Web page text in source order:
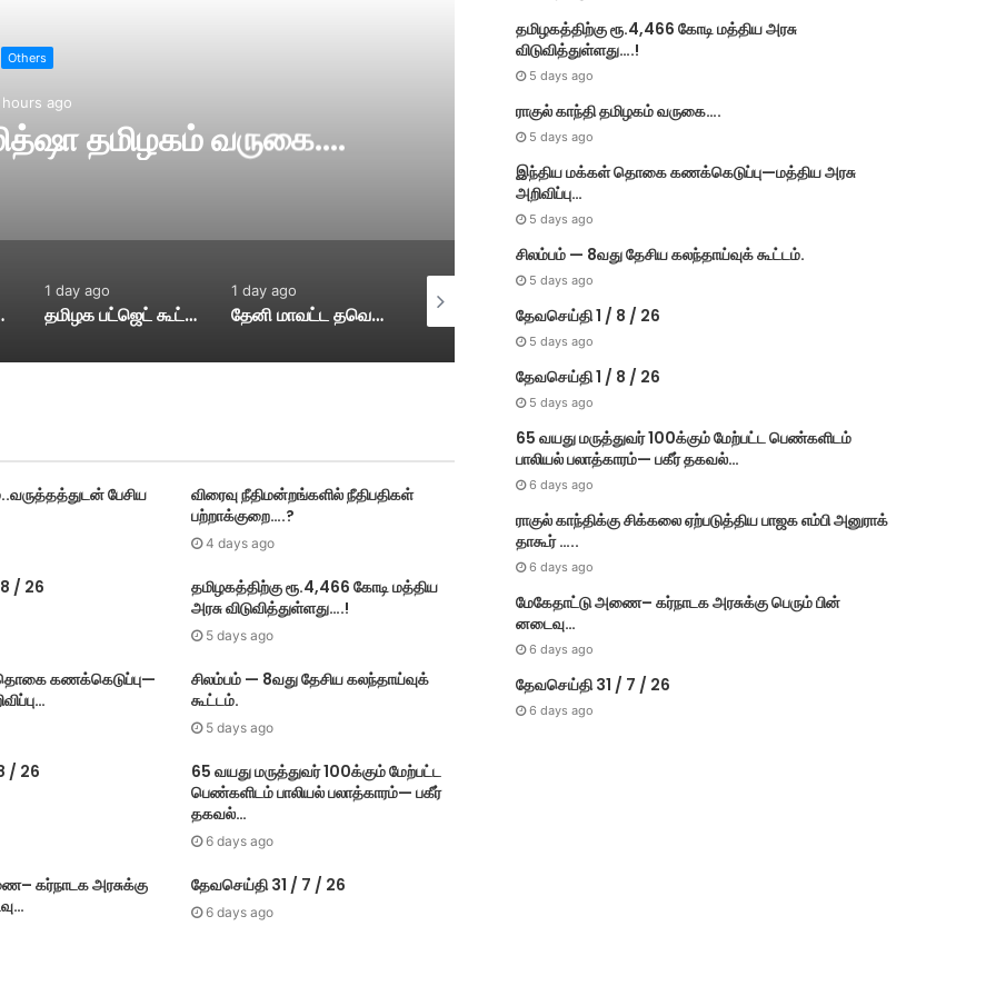
Others
hours ago
தமிழகம் வருகை….
/ 26
1 day ago
தமிழக பட்ஜெட் கூட்டத்தொடர் துவங்கியது…
1 day ago
தேனி மாவட்ட தவெக செய்தி… தேவசெய்தி 5 / 8 / 26
பேசிய
விரைவு நீதிமன்றங்களில் நீதிபதிகள்
பற்றாக்குறை….?
4 days ago
/ 26
தமிழகத்திற்கு ரூ.4,466 கோடி மத்திய
அரசு விடுவித்துள்ளது….!
5 days ago
கணக்கெடுப்பு—
சிலம்பம் — 8வது தேசிய கலந்தாய்வுக்
கூட்டம்.
5 days ago
/ 26
65 வயது மருத்துவர் 100க்கும் மேற்பட்ட
பெண்களிடம் பாலியல் பலாத்காரம்— பகீர்
தகவல்…
6 days ago
கர்​நாடக அரசுக்கு
தேவசெய்தி 31 / 7 / 26
6 days ago
தமிழகத்திற்கு ரூ.4,466 கோடி மத்திய அரசு
விடுவித்துள்ளது….!
5 days ago
ராகுல் காந்தி தமிழகம் வருகை….
5 days ago
இந்திய மக்கள் தொகை கணக்கெடுப்பு—மத்திய அரசு
அறிவிப்பு…
5 days ago
சிலம்பம் — 8வது தேசிய கலந்தாய்வுக் கூட்டம்.
5 days ago
தேவசெய்தி 1 / 8 / 26
5 days ago
தேவசெய்தி 1 / 8 / 26
5 days ago
65 வயது மருத்துவர் 100க்கும் மேற்பட்ட பெண்களிடம்
பாலியல் பலாத்காரம்— பகீர் தகவல்…
6 days ago
ராகுல் காந்திக்கு சிக்கலை ஏற்படுத்திய பாஜக எம்பி அனுராக்
தாகூர் …..
6 days ago
மேகே​தாட்டு அணை– கர்​நாடக அரசுக்கு பெரும் பின்​
னடைவு…
6 days ago
தேவசெய்தி 31 / 7 / 26
6 days ago